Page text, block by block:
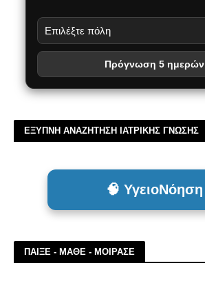
Πρόγνωση 5 ημερών
ΕΞΥΠΝΗ ΑΝΑΖΗΤΗΣΗ ΙΑΤΡΙΚΗΣ ΓΝΩΣΗΣ
🧠 ΥγειοΝόηση
ΠΑΙΞΕ - ΜΑΘΕ - ΜΟΙΡΑΣΕ